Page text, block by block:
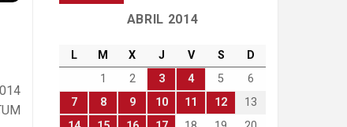
ABRIL 2014
L M X J V S
D
1
2 3 4 5
6
7
8 9 10 11 12
13